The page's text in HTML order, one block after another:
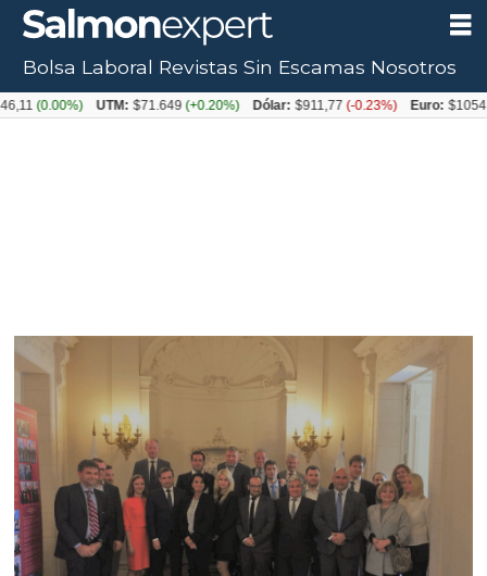
Bolsa Laboral Revistas Sin Escamas Nosotros
UTM: $71.649(+0.20%) Dólar: $911,77(-0.23%) Euro: $1054,31